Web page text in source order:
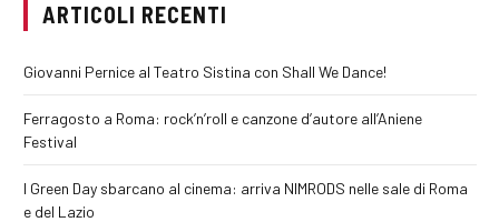
ARTICOLI RECENTI
Giovanni Pernice al Teatro Sistina con Shall We Dance!
Ferragosto a Roma: rock’n’roll e canzone d’autore all’Aniene
Festival
I Green Day sbarcano al cinema: arriva NIMRODS nelle sale di Roma
e del Lazio